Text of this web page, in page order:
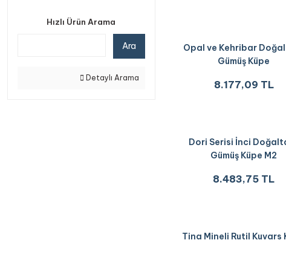
Hızlı Ürün Arama
Ara
Detaylı Arama
Opal ve Kehribar
Gümüş Küpe
8.177,09 TL
Dori Serisi İnci
Gümüş Küpe M2
8.483,75 TL
Tina Mineli Rutil Kuvars